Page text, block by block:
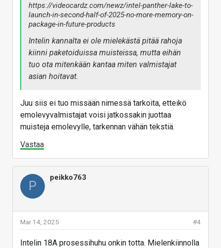
https://videocardz.com/newz/intel-panther-lake-to-
launch-in-second-half-of-2025-no-more-memory-on-
package-in-future-products
Intelin kannalta ei ole mielekästä pitää rahoja
kiinni paketoiduissa muisteissa, mutta eihän
tuo ota mitenkään kantaa miten valmistajat
asian hoitavat.
Juu siis ei tuo missään nimessä tarkoita, etteikö
emolevyvalmistajat voisi jatkossakin juottaa
muisteja emolevylle, tarkennan vähän tekstiä.
Vastaa
P
peikko763
#4
Mar 14, 2025
Intelin 18A prosessihuhu onkin totta. Mielenkiinnolla